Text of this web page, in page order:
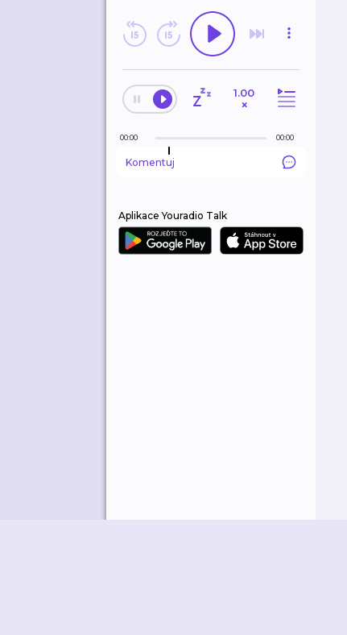
1.00
×
00:00 00:00
Komentuj
Aplikace Youradio Talk